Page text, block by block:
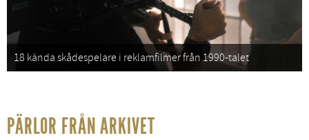
18 kända skådespelare i reklamfilmer från 1990-talet
PÄRLOR FRÅN ARKIVET